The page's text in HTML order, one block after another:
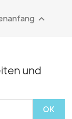

und